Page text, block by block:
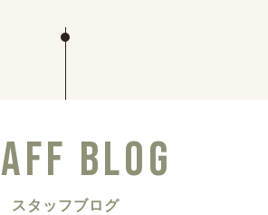
BLOG
スタッフブログ